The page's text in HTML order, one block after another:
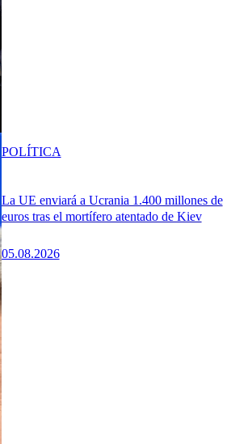
La UE enviará a Ucrania 1.400 millones de
euros tras el mortífero atentado de Kiev
05.08.2026
POLÍTICA